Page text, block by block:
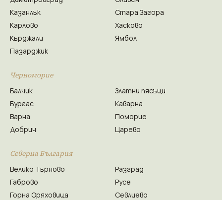
Казанлък
Карлово
Кърджали
Пазарджик
Стара Загора
Хасково
Ямбол
Черноморие
Балчик
Бургас
Варна
Добрич
Златни пясъци
Каварна
Поморие
Царево
Северна България
Велико Търново
Габрово
Горна Оряховица
Разград
Русе
Севлиево